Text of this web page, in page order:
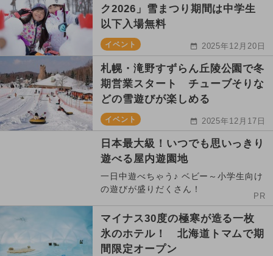
ク2026」雪まつり期間は中学生
以下入場無料
イベント 2025年12月20日
札幌・滝野すずらん丘陵公園で冬
期営業スタート チューブそりな
どの雪遊びが楽しめる
イベント 2025年12月17日
日本最大級！いつでも思いっきり
遊べる屋内遊園地
一日中遊べちゃう♪ ベビー～小学生向け
の遊びが盛りだくさん！
PR
マイナス30度の極寒が造る一枚
氷のホテル！ 北海道トマムで期
間限定オープン